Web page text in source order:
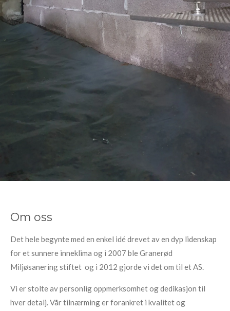
Om oss
Det hele begynte med en enkel idé drevet av en dyp lidenskap
for et sunnere inneklima og i 2007 ble Granerød
Miljøsanering stiftet og i 2012 gjorde vi det om til et AS.
Vi er stolte av personlig oppmerksomhet og dedikasjon til
hver detalj. Vår tilnærming er forankret i kvalitet og